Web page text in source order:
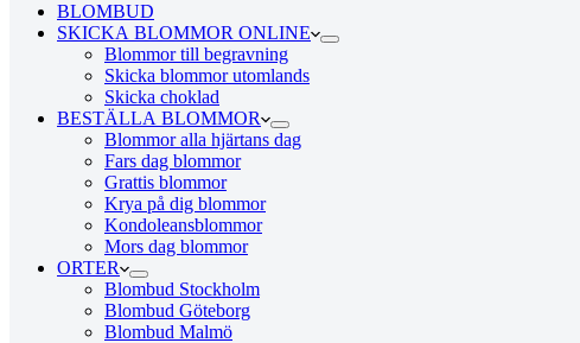
BLOMBUD
SKICKA BLOMMOR ONLINE
Blommor till begravning
Skicka blommor utomlands
Skicka choklad
BESTÄLLA BLOMMOR
Blommor alla hjärtans dag
Fars dag blommor
Grattis blommor
Krya på dig blommor
Kondoleansblommor
Mors dag blommor
ORTER
Blombud Stockholm
Blombud Göteborg
Blombud Malmö